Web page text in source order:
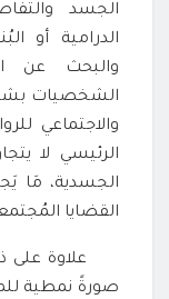
الجسد
الدرامية أو
والبحث عن
الشخصيات
والاجتماعي
الرئيسي لا
الجسدية، مَا
القضايا
علاوة على
صورةً نمطية